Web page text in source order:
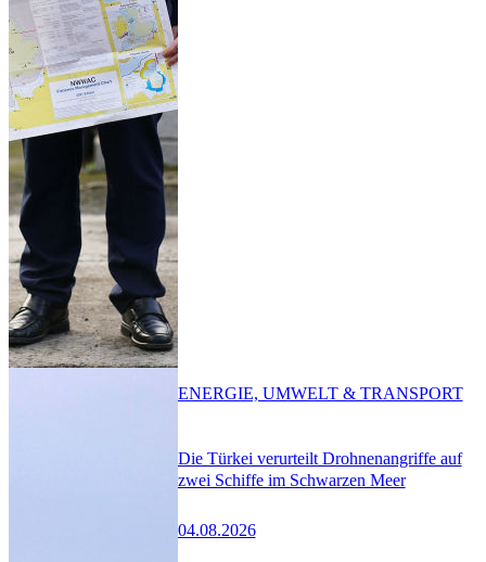
Die Türkei verurteilt Drohnenangriffe auf
zwei Schiffe im Schwarzen Meer
04.08.2026
ENERGIE, UMWELT & TRANSPORT